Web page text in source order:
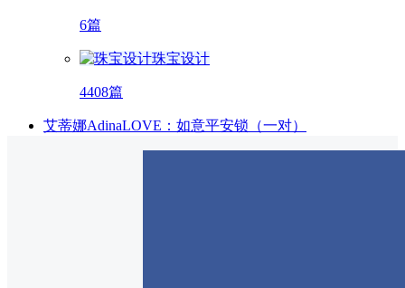
6篇
珠宝设计
4408篇
艾蒂娜AdinaLOVE：如意平安锁（一对）